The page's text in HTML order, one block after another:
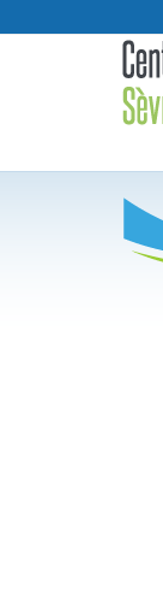
C
H
S